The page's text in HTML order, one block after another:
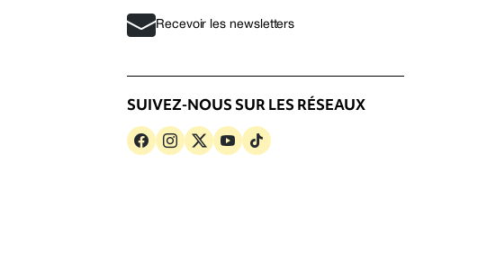
Recevoir les newsletters
SUIVEZ-NOUS SUR LES RÉSEAUX